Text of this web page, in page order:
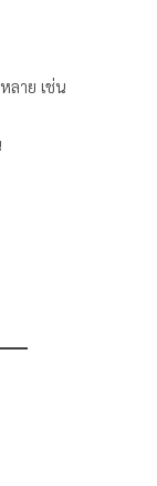
ลาย เช่น